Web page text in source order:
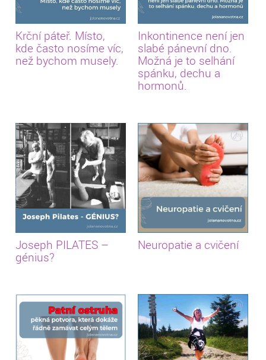
Krční páteř. Místo,
kde často nosíme víc,
než bychom musely.
Inkontinence není jen
slabé pánevní dno.
Možná je to selhání
spánku, dechu a
hormonů.
Joseph PILATES –
génius?
Neuropatie a cvičení